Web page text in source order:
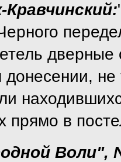
дверные
не
прямо в
Воли",